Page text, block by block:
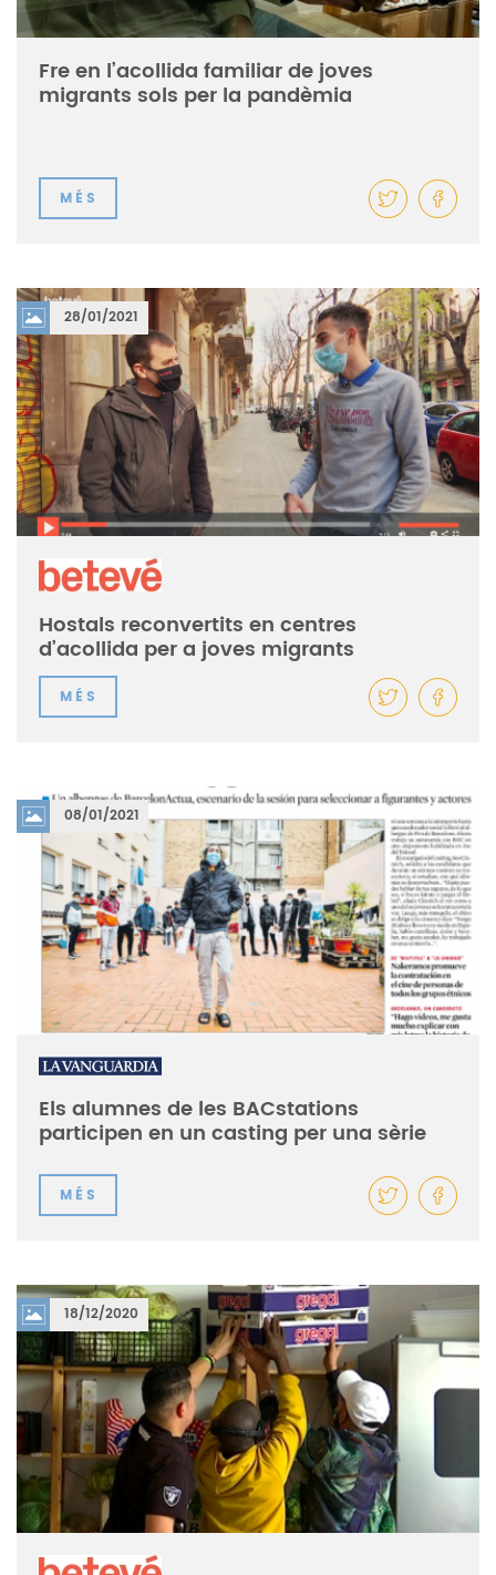
Fre en l’acollida familiar de joves
migrants sols per la pandèmia
MÉS
28/01/2021
Hostals reconvertits en centres
d’acollida per a joves migrants
MÉS
08/01/2021
Els alumnes de les BACstations
participen en un casting per una sèrie
MÉS
18/12/2020